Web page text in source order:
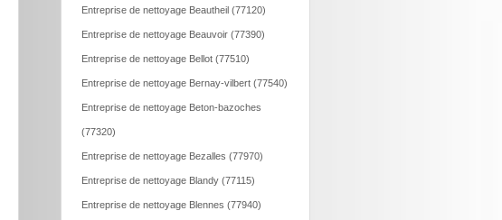
Entreprise de nettoyage Beautheil (77120)
Entreprise de nettoyage Beauvoir (77390)
Entreprise de nettoyage Bellot (77510)
Entreprise de nettoyage Bernay-vilbert (77540)
Entreprise de nettoyage Beton-bazoches
(77320)
Entreprise de nettoyage Bezalles (77970)
Entreprise de nettoyage Blandy (77115)
Entreprise de nettoyage Blennes (77940)